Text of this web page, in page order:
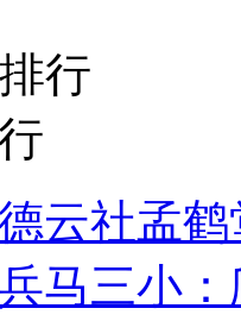
行
德云社孟
马三小